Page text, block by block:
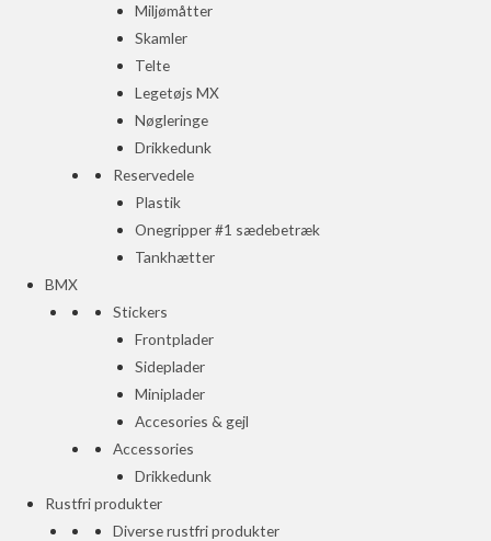
Miljømåtter
Skamler
Telte
Legetøjs MX
Nøgleringe
Drikkedunk
Reservedele
Plastik
Onegripper #1 sædebetræk
Tankhætter
BMX
Stickers
Frontplader
Sideplader
Miniplader
Accesories & gejl
Accessories
Drikkedunk
Rustfri produkter
Diverse rustfri produkter